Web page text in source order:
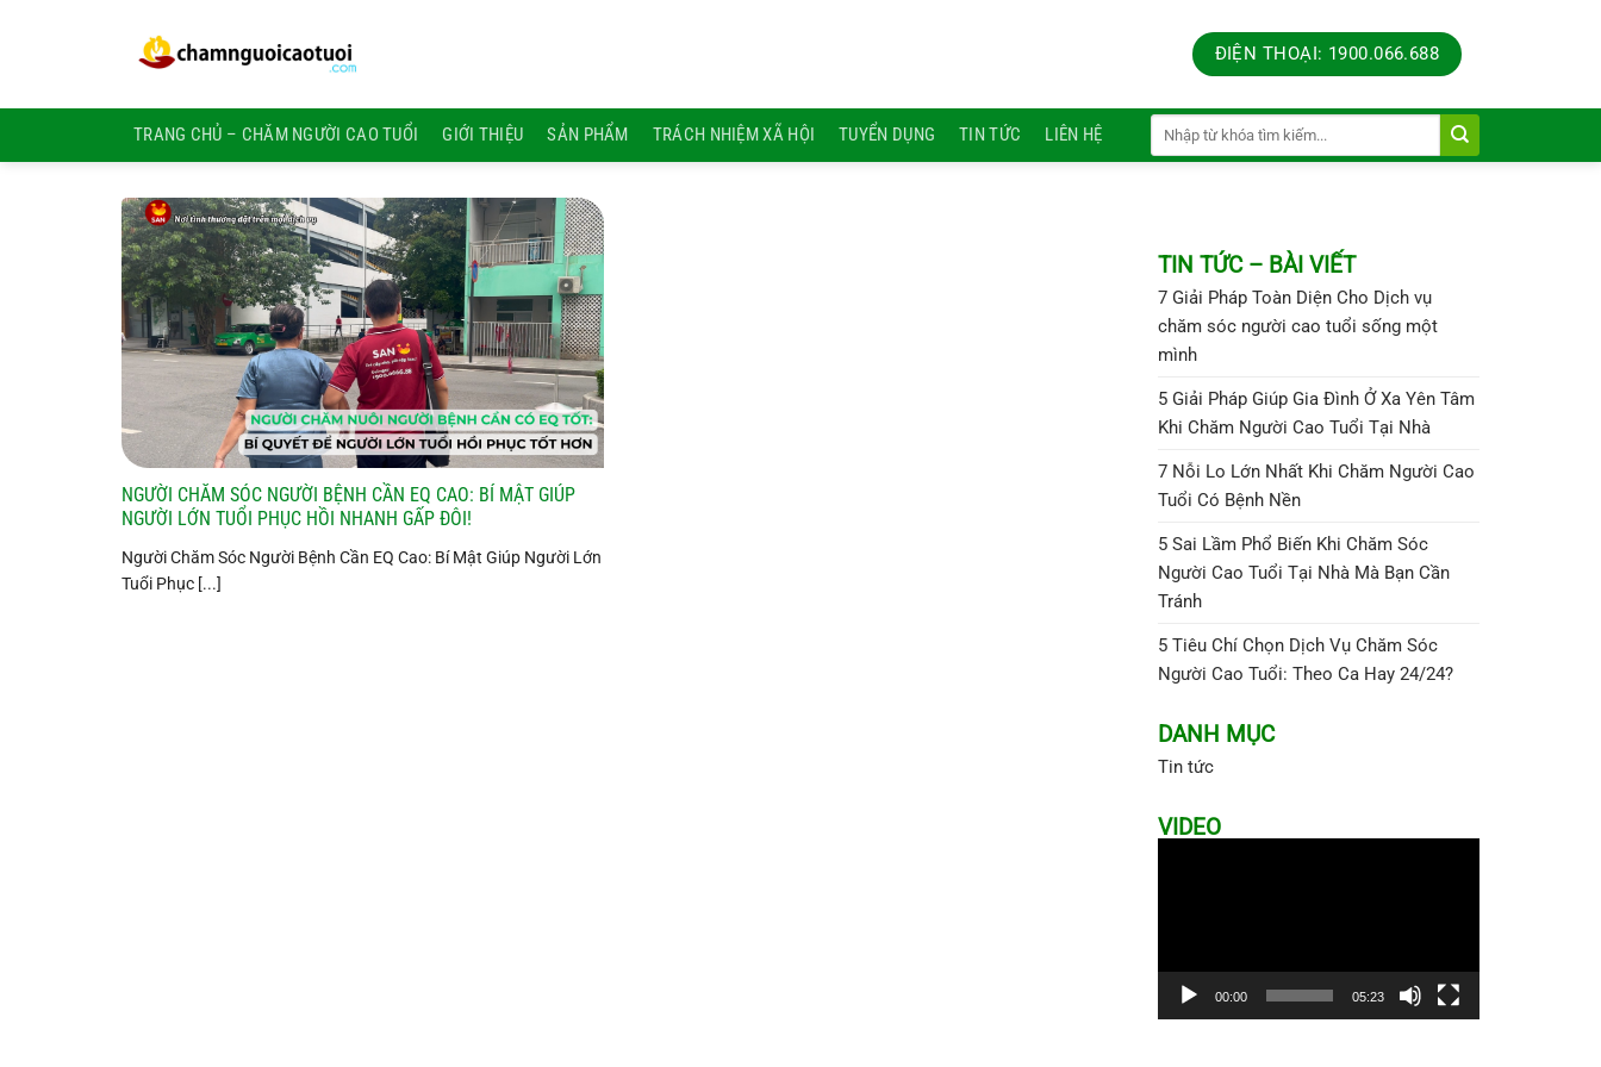
ĐIỆN THOẠI: 1900.066.688
TRANG CHỦ – CHĂM NGƯỜI CAO TUỔI GIỚI THIỆU SẢN PHẨM TRÁCH NHIỆM XÃ HỘI TUYỂN DỤNG TIN TỨC LIÊN HỆ
NGƯỜI CHĂM SÓC NGƯỜI BỆNH CẦN EQ CAO: BÍ MẬT GIÚP
NGƯỜI LỚN TUỔI PHỤC HỒI NHANH GẤP ĐÔI!
Người Chăm Sóc Người Bệnh Cần EQ Cao: Bí Mật Giúp Người Lớn
Tuổi Phục [...]
TIN TỨC – BÀI VIẾT
7 Giải Pháp Toàn Diện Cho Dịch vụ
chăm sóc người cao tuổi sống một
mình
5 Giải Pháp Giúp Gia Đình Ở Xa Yên Tâm
Khi Chăm Người Cao Tuổi Tại Nhà
7 Nỗi Lo Lớn Nhất Khi Chăm Người Cao
Tuổi Có Bệnh Nền
5 Sai Lầm Phổ Biến Khi Chăm Sóc
Người Cao Tuổi Tại Nhà Mà Bạn Cần
Tránh
5 Tiêu Chí Chọn Dịch Vụ Chăm Sóc
Người Cao Tuổi: Theo Ca Hay 24/24?
DANH MỤC
Tin tức
VIDEO
00:00 05:23